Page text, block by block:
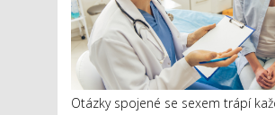
Otázky spojené se sexem trápí